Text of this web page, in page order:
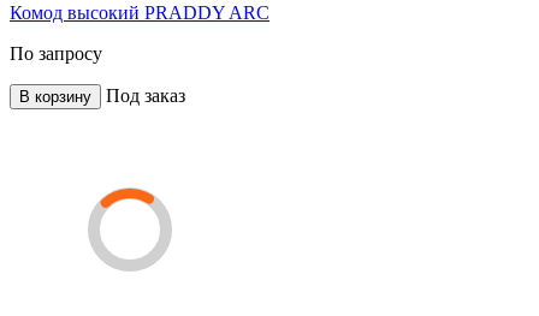
Комод высокий PRADDY ARC
По запросу
В корзину Под заказ